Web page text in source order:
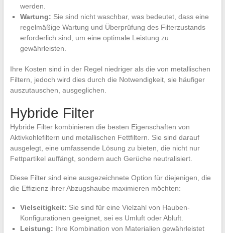
werden.
Wartung: Sie sind nicht waschbar, was bedeutet, dass eine
regelmäßige Wartung und Überprüfung des Filterzustands
erforderlich sind, um eine optimale Leistung zu
gewährleisten.
Ihre Kosten sind in der Regel niedriger als die von metallischen
Filtern, jedoch wird dies durch die Notwendigkeit, sie häufiger
auszutauschen, ausgeglichen.
Hybride Filter
Hybride Filter kombinieren die besten Eigenschaften von
Aktivkohlefiltern und metallischen Fettfiltern. Sie sind darauf
ausgelegt, eine umfassende Lösung zu bieten, die nicht nur
Fettpartikel auffängt, sondern auch Gerüche neutralisiert.
Diese Filter sind eine ausgezeichnete Option für diejenigen, die
die Effizienz ihrer Abzugshaube maximieren möchten:
Vielseitigkeit: Sie sind für eine Vielzahl von Hauben-
Konfigurationen geeignet, sei es Umluft oder Abluft.
Leistung: Ihre Kombination von Materialien gewährleistet